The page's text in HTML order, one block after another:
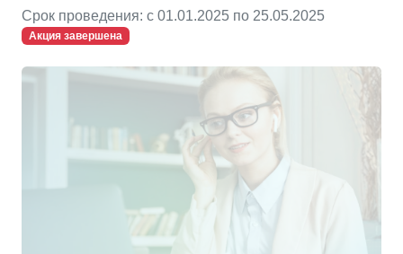
Срок проведения: c 01.01.2025 по 25.05.2025
Акция завершена